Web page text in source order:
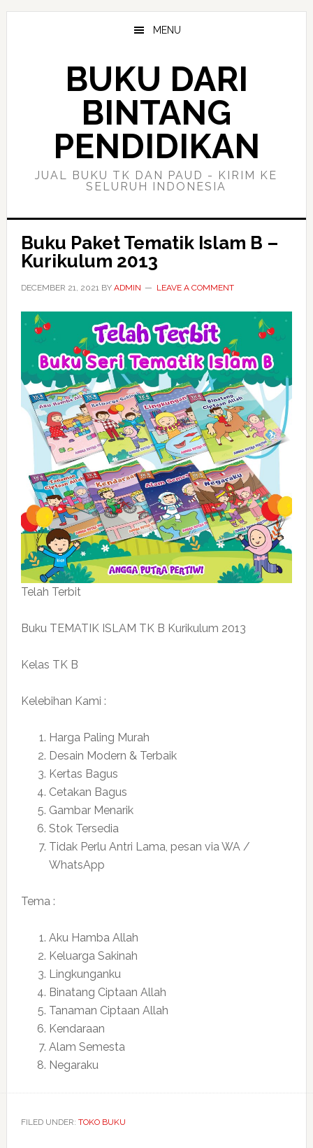
Skip
Skip
MENU
BUKU DARI
BINTANG
PENDIDIKAN
JUAL BUKU TK DAN PAUD - KIRIM KE
SELURUH INDONESIA
Buku Paket Tematik Islam B –
Kurikulum 2013
DECEMBER 21, 2021BY ADMIN LEAVE A COMMENT
Telah Terbit
Buku TEMATIK ISLAM TK B Kurikulum 2013
Kelas TK B
Kelebihan Kami :
Harga Paling Murah
Desain Modern & Terbaik
Kertas Bagus
Cetakan Bagus
Gambar Menarik
Stok Tersedia
Tidak Perlu Antri Lama, pesan via WA /
WhatsApp
Tema :
Aku Hamba Allah
Keluarga Sakinah
Lingkunganku
Binatang Ciptaan Allah
Tanaman Ciptaan Allah
Kendaraan
Alam Semesta
Negaraku
FILED UNDER: TOKO BUKU